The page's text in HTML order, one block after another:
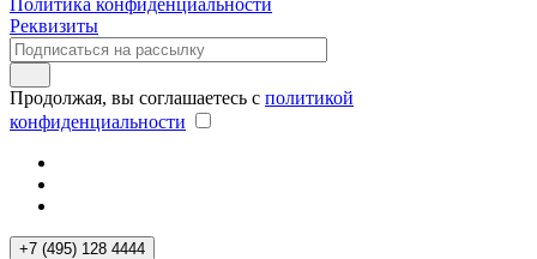
Реквизиты
Продолжая, вы соглашаетесь с политикой
конфиденциальности
+7 (495) 128 4444